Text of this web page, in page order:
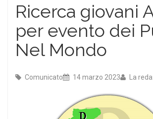
Ricerca giovani
per evento dei
Nel Mondo
Comunicato 14 marzo 2023 La